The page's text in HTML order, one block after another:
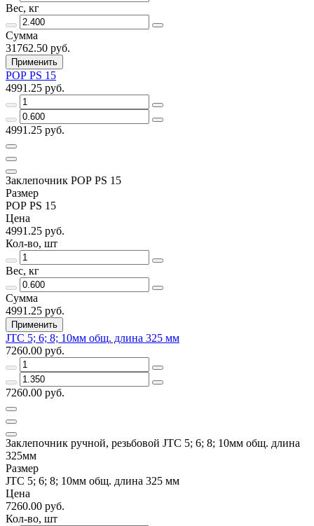
Вес, кг
Сумма
31762.50 руб.
Применить
РОР РS 15
4991.25 руб.
4991.25 руб.
Заклепочник РОР РS 15
Размер
РОР РS 15
Цена
4991.25 руб.
Кол-во, шт
Вес, кг
Сумма
4991.25 руб.
Применить
JTC 5; 6; 8; 10мм общ. длина 325 мм
7260.00 руб.
7260.00 руб.
Заклепочник ручной, резьбовой JTC 5; 6; 8; 10мм общ. длина
325мм
Размер
JTC 5; 6; 8; 10мм общ. длина 325 мм
Цена
7260.00 руб.
Кол-во, шт